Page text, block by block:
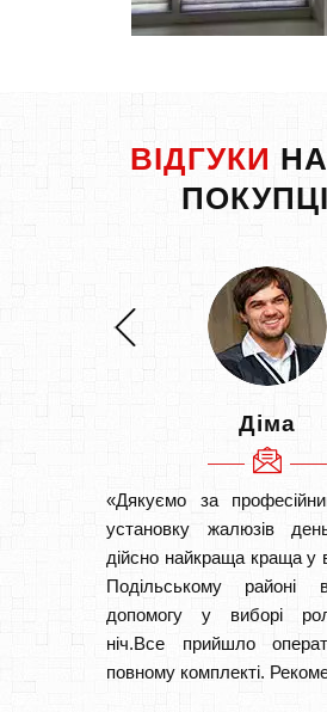
ВІДГУКИ
Діма
«Дякуємо за
установку жалюзів
дійсно найкраща краща у
Подільському районі
допомогу у виборі
ніч.Все прийшло
повному комплекті.